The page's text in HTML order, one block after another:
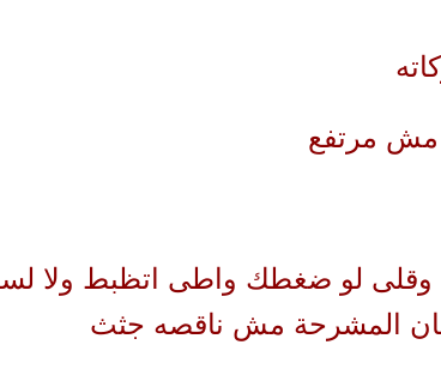
مش مرتفع
لو ضغطك واطى اتظبط ولا
المشرحة مش ناقصه جثث